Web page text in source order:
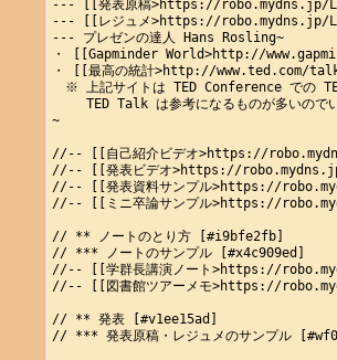
--- [[発表原稿>https://robo.mydns.jp/
--- [[レジュメ>https://robo.mydns.jp/
--- プレゼンの達人 Hans Rosling~
・ [[Gapminder World>http://
・ [[最高の統計>http://www.ted.com/
※ 上記サイトは TED Conference での
TED Talk は参考になるものが多いのでい
~
//-- [[自己紹介ビデオ>https://
//-- [[発表ビデオ>https://robo.mydns.jp/
//-- [[発表資料サンプル>https://
//-- [[ミニ卒論サンプル>https://
// ** ノートのとり方 [#i9bfe2fb]
// *** ノートのサンプル [#x4c909ed]
//-- [[学群長講演ノート>https://
//-- [[図書館ツアーメモ>https://
// ** 発表 [#v1ee15ad]
// *** 発表原稿・レジュメのサンプル